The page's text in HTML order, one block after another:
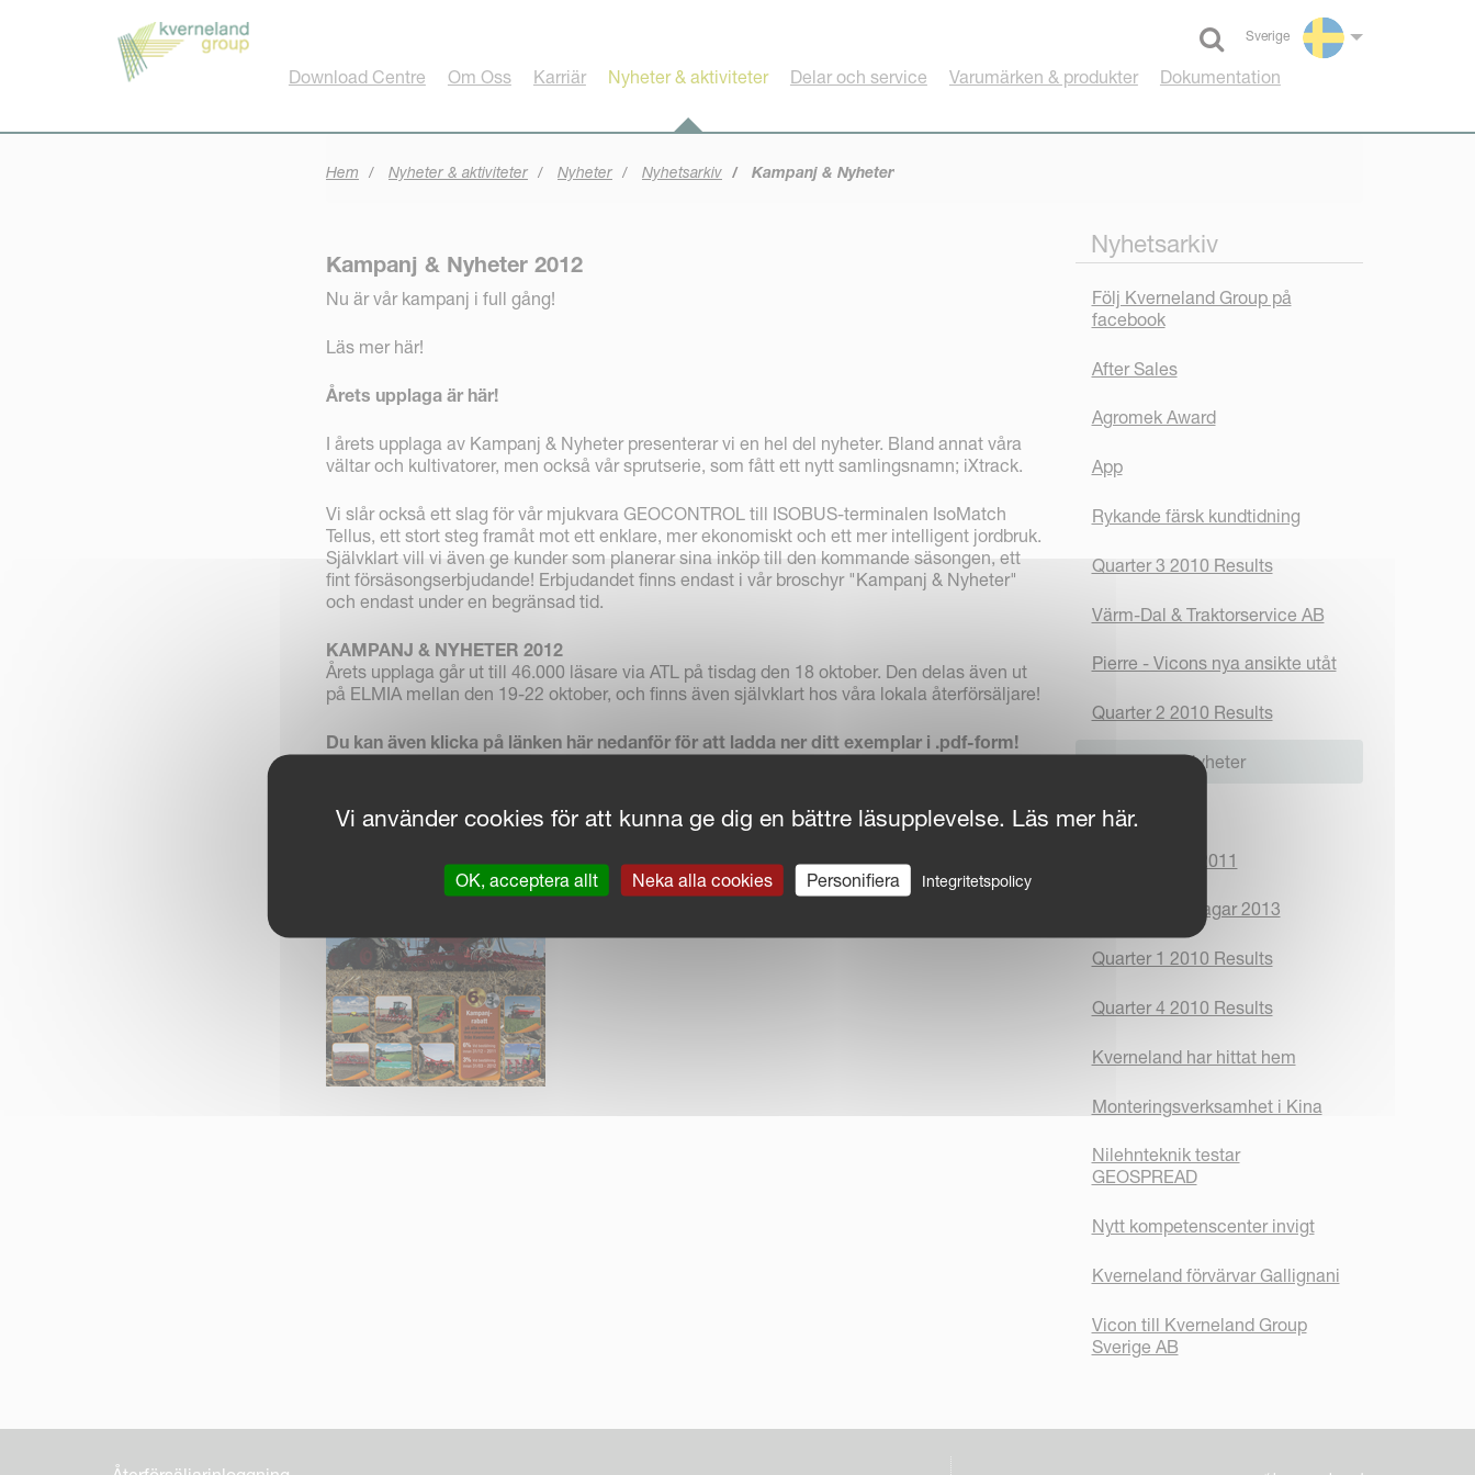
Sverige
Select language
Download Centre Om Oss Karriär Nyheter & aktiviteter Delar och service Varumärken & produkter Dokumentation
Hem Nyheter & aktiviteter Nyheter Nyhetsarkiv Kampanj & Nyheter
Kampanj & Nyheter 2012
Nu är vår kampanj i full gång!
Läs mer här!
Årets upplaga är här!
I årets upplaga av Kampanj & Nyheter presenterar vi en hel del nyheter. Bland annat våra
vältar och kultivatorer, men också vår sprutserie, som fått ett nytt samlingsnamn; iXtrack.
Vi slår också ett slag för vår mjukvara GEOCONTROL till ISOBUS-terminalen IsoMatch
Tellus, ett stort steg framåt mot ett enklare, mer ekonomiskt och ett mer intelligent jordbruk.
Självklart vill vi även ge kunder som planerar sina inköp till den kommande säsongen, ett
fint försäsongserbjudande! Erbjudandet finns endast i vår broschyr "Kampanj & Nyheter"
och endast under en begränsad tid.
KAMPANJ & NYHETER 2012
Årets upplaga går ut till 46.000 läsare via ATL på tisdag den 18 oktober. Den delas även ut
på ELMIA mellan den 19-22 oktober, och finns även självklart hos våra lokala återförsäljare!
Du kan även klicka på länken här nedanför för att ladda ner ditt exemplar i .pdf-form!
Nyhetsarkiv
Följ Kverneland Group på
facebook
After Sales
Agromek Award
App
Rykande färsk kundtidning
Quarter 3 2010 Results
Värm-Dal & Traktorservice AB
Pierre - Vicons nya ansikte utåt
Quarter 2 2010 Results
Kampanj & Nyheter
Sommartider
VM i plöjning 2011
Borgeby Fältdagar 2013
Quarter 1 2010 Results
Quarter 4 2010 Results
Kverneland har hittat hem
Monteringsverksamhet i Kina
Nilehnteknik testar
GEOSPREAD
Nytt kompetenscenter invigt
Kverneland förvärvar Gallignani
Vicon till Kverneland Group
Sverige AB
Vi använder cookies för att kunna ge dig en bättre läsupplevelse. Läs mer här.
OK, acceptera allt Neka alla cookies Personifiera Integritetspolicy